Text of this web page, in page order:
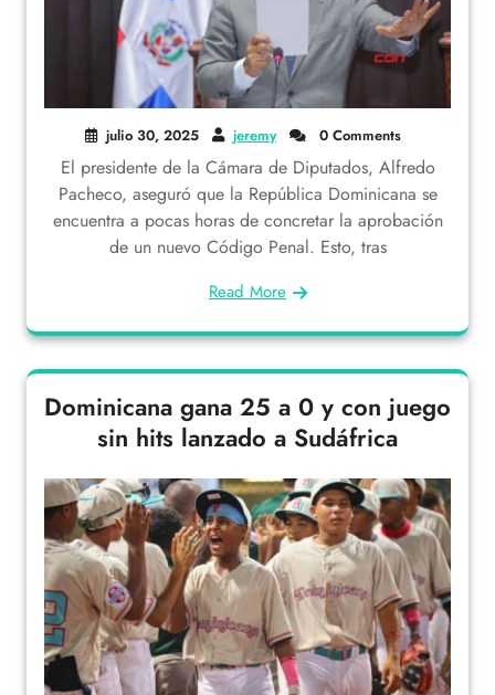
julio 30, 2025 jeremy 0 Comments
El presidente de la Cámara de Diputados, Alfredo
Pacheco, aseguró que la República Dominicana se
encuentra a pocas horas de concretar la aprobación
de un nuevo Código Penal. Esto, tras
Read More
Dominicana gana 25 a 0 y con juego
sin hits lanzado a Sudáfrica